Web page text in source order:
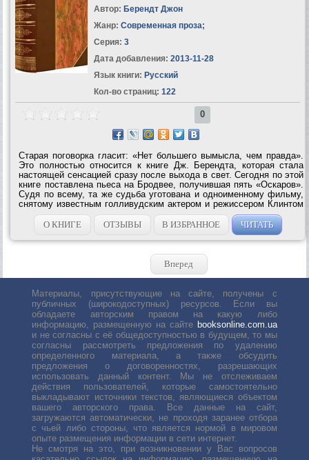
Автор: Берендт Джон
Жанр: Современная проза;
Серия: 3
Дата добавления: 2013-11-28
Язык книги: Русский
Кол-во страниц: 122
0
Старая поговорка гласит: «Нет большего вымысла, чем правда».
Это полностью относится к книге Дж. Берендта, которая стала
настоящей сенсацией сразу после выхода в свет. Сегодня по этой
книге поставлена пьеса на Бродвее, получившая пять «Оскаров».
Судя по всему, та же судьба уготована и одноименному фильму,
снятому известным голливудским актером и режиссером Клинтом
Иствудом.Видимо и сам автор, который ведет постоянную колонку
О КНИГЕ ОТЗЫВЫ В ИЗБРАННОЕ ЧИТАТЬ
Вперед
Материалы, присутствующие на сайте, получены с
публичных (широкодоступных) ресурсов. Если вы
обладаете авторским правом на какую либо
информацию, размещенную на сайте booksonline.com.ua
и не согласны с её общедоступностью в будущем, то мы
согласны рассмотреть предложения по удалению
определенного материала, а также обсудить
предложения о договоренностях, разрешающих
использовать данный контент. Мы не отслеживаем
действия пользователей, которые самостоятельно
выкладывают источники текстов, являющиеся объектом
вашего авторского права. Все данные на сайт,
загружаются автоматически, не проходя заранее отбора
с чьей либо стороны, что является нормой в мировом
опыте размещения информации в сети интернет.
Не смотря на это, при возникновении у Вас вопросов